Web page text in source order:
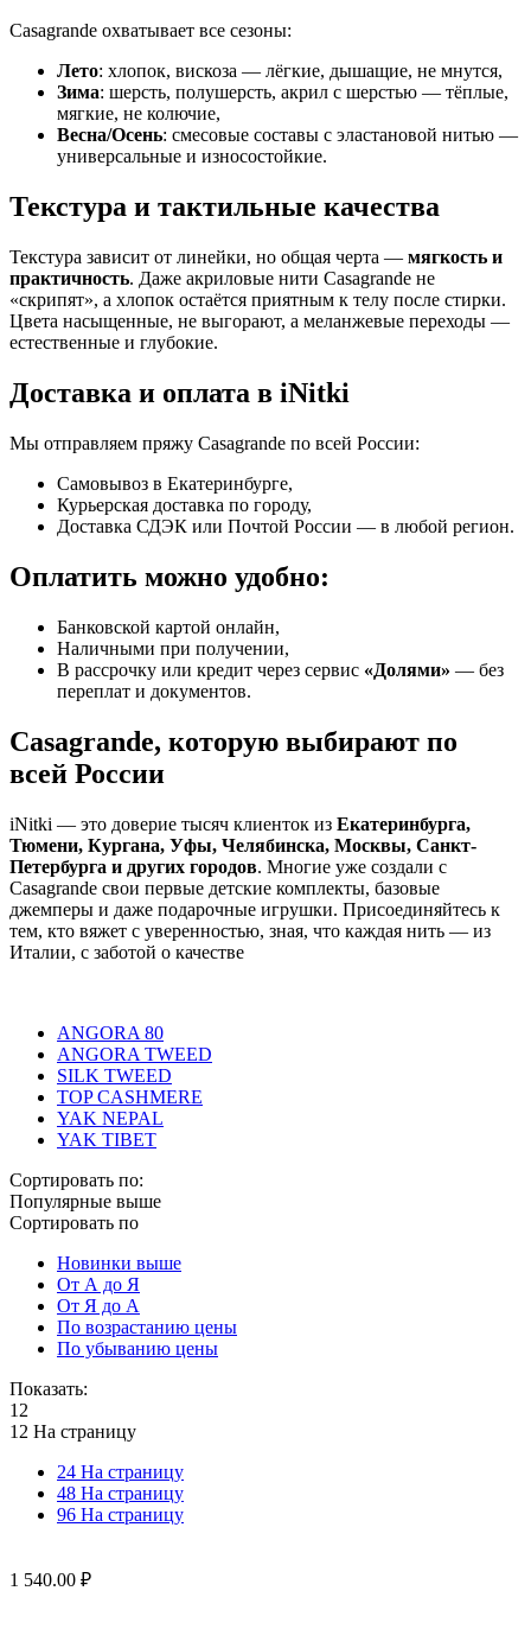
Casagrande охватывает все сезоны:
Лето: хлопок, вискоза — лёгкие, дышащие, не мнутся,
Зима: шерсть, полушерсть, акрил с шерстью — тёплые,
мягкие, не колючие,
Весна/Осень: смесовые составы с эластановой нитью —
универсальные и износостойкие.
Текстура и тактильные качества
Текстура зависит от линейки, но общая черта — мягкость и
практичность. Даже акриловые нити Casagrande не
«скрипят», а хлопок остаётся приятным к телу после стирки.
Цвета насыщенные, не выгорают, а меланжевые переходы —
естественные и глубокие.
Доставка и оплата в iNitki
Мы отправляем пряжу Casagrande по всей России:
Самовывоз в Екатеринбурге,
Курьерская доставка по городу,
Доставка СДЭК или Почтой России — в любой регион.
Оплатить можно удобно:
Банковской картой онлайн,
Наличными при получении,
В рассрочку или кредит через сервис «Долями» — без
переплат и документов.
Casagrande, которую выбирают по
всей России
iNitki — это доверие тысяч клиенток из Екатеринбурга,
Тюмени, Кургана, Уфы, Челябинска, Москвы, Санкт-
Петербурга и других городов. Многие уже создали с
Casagrande свои первые детские комплекты, базовые
джемперы и даже подарочные игрушки. Присоединяйтесь к
тем, кто вяжет с уверенностью, зная, что каждая нить — из
Италии, с заботой о качестве
ANGORA 80
ANGORA TWEED
SILK TWEED
TOP CASHMERE
YAK NEPAL
YAK TIBET
Сортировать по:
Популярные выше
Сортировать по
Новинки выше
От А до Я
От Я до А
По возрастанию цены
По убыванию цены
Показать:
12
12 На страницу
24 На страницу
48 На страницу
96 На страницу
1 540.00 ₽